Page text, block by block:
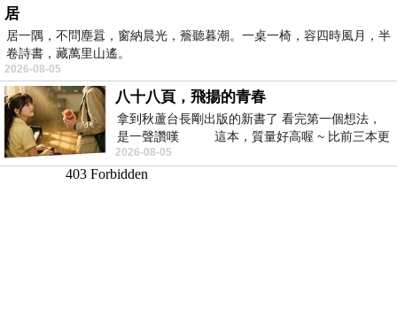
居
居一隅，不問塵囂，窗納晨光，簷聽暮潮。一桌一椅，容四時風月，半
卷詩書，藏萬里山遙。
2026-08-05
八十八頁，飛揚的青春
拿到秋蘆台長剛出版的新書了 看完第一個想法，
是一聲讚嘆 這本，質量好高喔 ~ 比前三本更
勝一
2026-08-05